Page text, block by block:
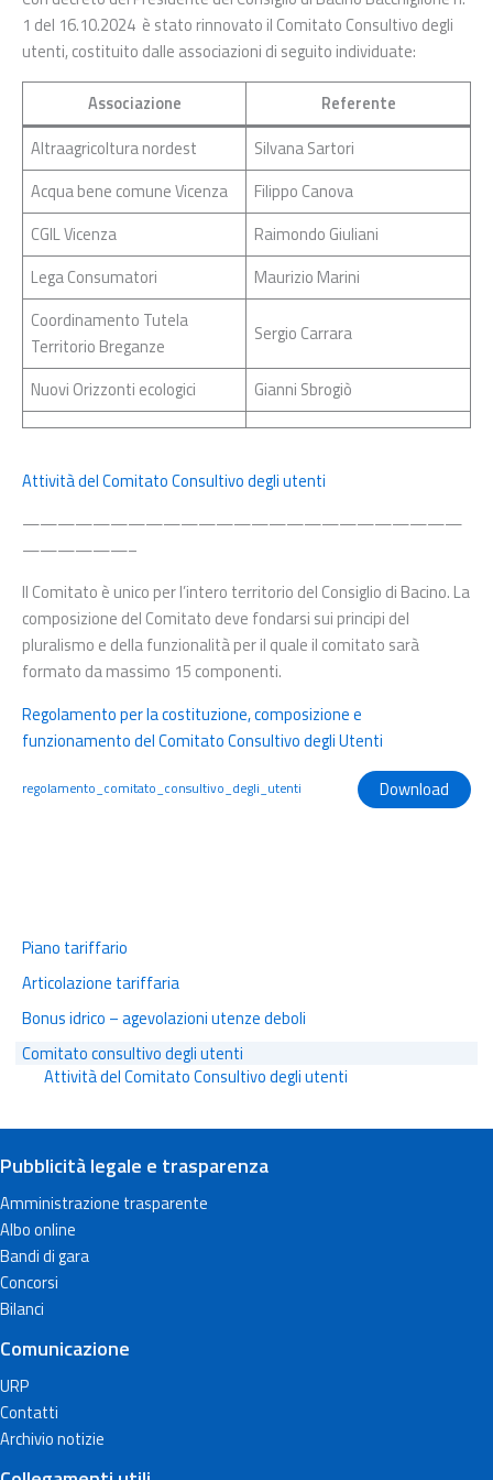
Piano tariffario
Articolazione tariffaria
Bonus idrico – agevolazioni utenze deboli
Comitato consultivo degli utenti
Attività del Comitato Consultivo degli utenti
1 del 16.10.2024 è stato rinnovato il Comitato Consultivo degli
utenti, costituito dalle associazioni di seguito individuate:
Associazione
Referente
Altraagricoltura nordest
Silvana Sartori
Acqua bene comune Vicenza
Filippo Canova
CGIL Vicenza
Raimondo Giuliani
Lega Consumatori
Maurizio Marini
Coordinamento Tutela
Territorio Breganze
Sergio Carrara
Nuovi Orizzonti ecologici Gianni Sbrogiò
Attività del Comitato Consultivo degli utenti
—————————————————————————
——————–
Il Comitato è unico per l’intero territorio del Consiglio di Bacino. La
composizione del Comitato deve fondarsi sui principi del
pluralismo e della funzionalità per il quale il comitato sarà
formato da massimo 15 componenti.
Regolamento per la costituzione, composizione e
funzionamento del Comitato Consultivo degli Utenti
regolamento_comitato_consultivo_degli_utenti Download
Pubblicità legale e trasparenza
Amministrazione trasparente
Albo online
Bandi di gara
Concorsi
Bilanci
Comunicazione
URP
Contatti
Archivio notizie